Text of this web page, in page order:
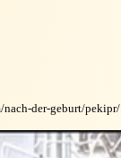
nach-der-geburt/pekipr/